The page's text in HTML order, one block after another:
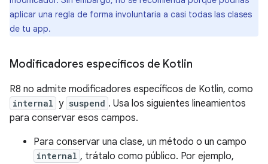
aplicar una regla de forma involuntaria a casi todas las clases
de tu app.
Modificadores específicos de Kotlin
R8 no admite modificadores específicos de Kotlin, como
internal y suspend . Usa los siguientes lineamientos
para conservar esos campos.
Para conservar una clase, un método o un campo
internal , trátalo como público. Por ejemplo,